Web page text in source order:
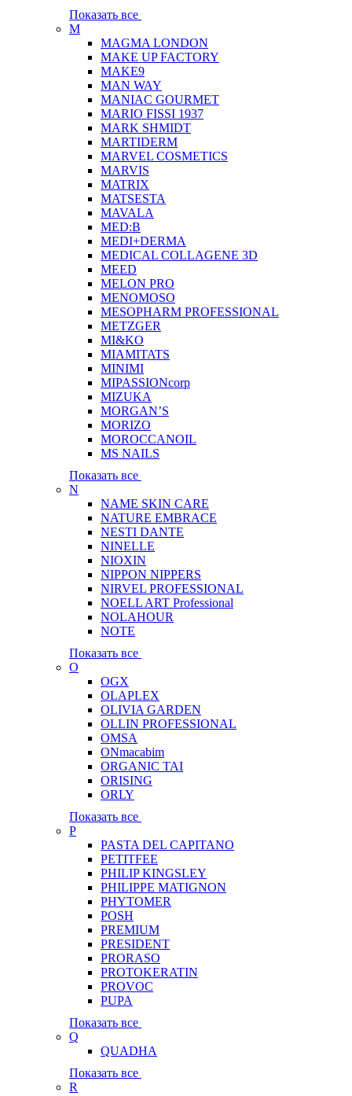
Показать все
M
MAGMA LONDON
MAKE UP FACTORY
MAKE9
MAN WAY
MANIAC GOURMET
MARIO FISSI 1937
MARK SHMIDT
MARTIDERM
MARVEL COSMETICS
MARVIS
MATRIX
MATSESTA
MAVALA
MED:B
MEDI+DERMA
MEDICAL COLLAGENE 3D
MEED
MELON PRO
MENOMOSO
MESOPHARM PROFESSIONAL
METZGER
MI&KO
MIAMITATS
MINIMI
MIPASSIONcorp
MIZUKA
MORGAN’S
MORIZO
MOROCCANOIL
MS NAILS
Показать все
N
NAME SKIN CARE
NATURE EMBRACE
NESTI DANTE
NINELLE
NIOXIN
NIPPON NIPPERS
NIRVEL PROFESSIONAL
NOELL ART Professional
NOLAHOUR
NOTE
Показать все
O
OGX
OLAPLEX
OLIVIA GARDEN
OLLIN PROFESSIONAL
OMSA
ONmacabim
ORGANIC TAI
ORISING
ORLY
Показать все
P
PASTA DEL CAPITANO
PETITFEE
PHILIP KINGSLEY
PHILIPPE MATIGNON
PHYTOMER
POSH
PREMIUM
PRESIDENT
PRORASO
PROTOKERATIN
PROVOC
PUPA
Показать все
Q
QUADHA
Показать все
R